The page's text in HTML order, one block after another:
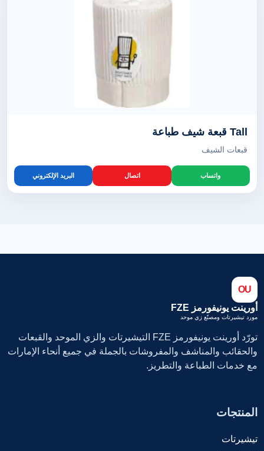
Tall قبعة شيف طباعة
قبعات الشيف
واتساب اتصال البريد الإلكتروني
OU
أورينت يونيفورمز FZE
مورد تيشيرتات ومصنّع زي موحد
تورّد أورينت يونيفورمز FZE التيشيرتات والزي الموحد والقبعات
والحقائب والمناشف والمفروشات بالجملة في جميع أنحاء الإمارات
مع خدمات الطباعة والتطريز.
المنتجات
تيشيرتات